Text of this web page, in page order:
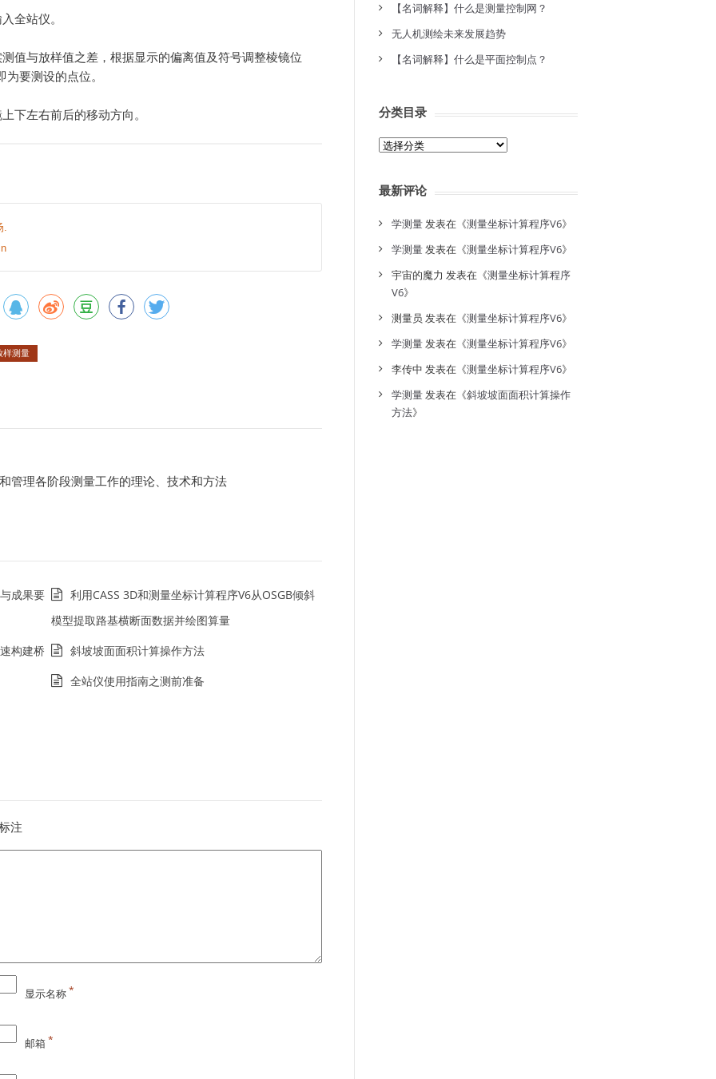
全站仪。
值与放样值之差，根据显示的偏离值及符号调整棱镜位
要测设的点位。
下左右前后的移动方向。
.
样测量
管理各阶段测量工作的理论、技术和方法
成果要
利用CASS 3D和测量坐标计算程序V6从OSGB倾斜
模型提取路基横断面数据并绘图算量
构建桥
斜坡坡面面积计算操作方法
全站仪使用指南之测前准备
注
显示名称*
邮箱*
【名词解释】什么是测量控制网？
无人机测绘未来发展趋势
【名词解释】什么是平面控制点？
分类目录
分
录
最新评论
学测量发表在《测量坐标计算程序V6》
学测量发表在《测量坐标计算程序V6》
宇宙的魔力 发表在《测量坐标计算程序
V6》
测量员 发表在《测量坐标计算程序V6》
学测量发表在《测量坐标计算程序V6》
李传中 发表在《测量坐标计算程序V6》
学测量发表在《斜坡坡面面积计算操作
方法》